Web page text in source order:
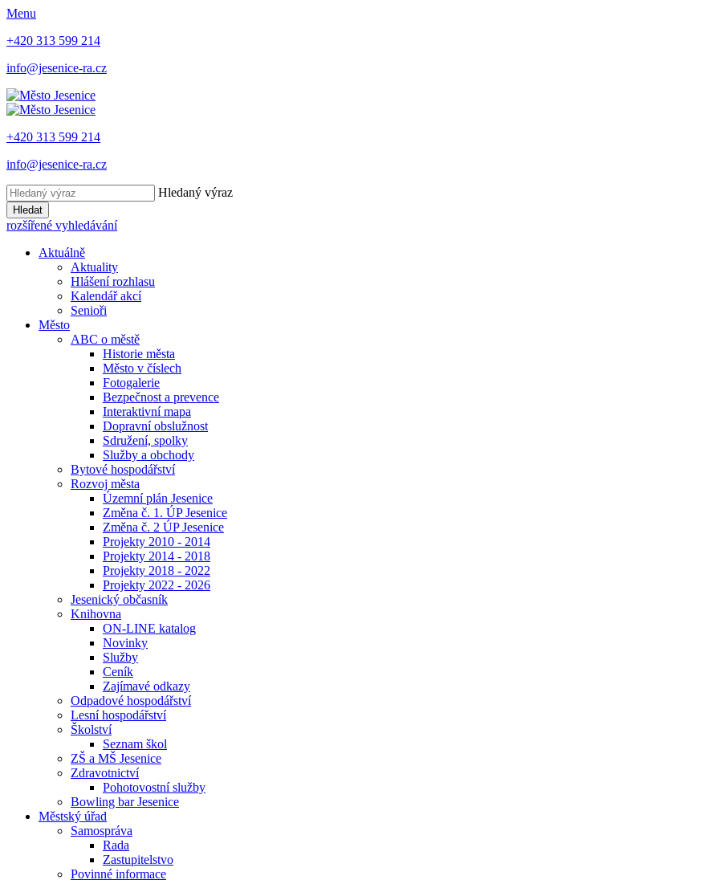
Menu
+420 313 599 214
info@jesenice-ra.cz
+420 313 599 214
info@jesenice-ra.cz
Hledaný výraz
Hledat
rozšířené vyhledávání
Aktuálně
Aktuality
Hlášení rozhlasu
Kalendář akcí
Senioři
Město
ABC o městě
Historie města
Město v číslech
Fotogalerie
Bezpečnost a prevence
Interaktivní mapa
Dopravní obslužnost
Sdružení, spolky
Služby a obchody
Bytové hospodářství
Rozvoj města
Územní plán Jesenice
Změna č. 1. ÚP Jesenice
Změna č. 2 ÚP Jesenice
Projekty 2010 - 2014
Projekty 2014 - 2018
Projekty 2018 - 2022
Projekty 2022 - 2026
Jesenický občasník
Knihovna
ON-LINE katalog
Novinky
Služby
Ceník
Zajímavé odkazy
Odpadové hospodářství
Lesní hospodářství
Školství
Seznam škol
ZŠ a MŠ Jesenice
Zdravotnictví
Pohotovostní služby
Bowling bar Jesenice
Městský úřad
Samospráva
Rada
Zastupitelstvo
Povinné informace